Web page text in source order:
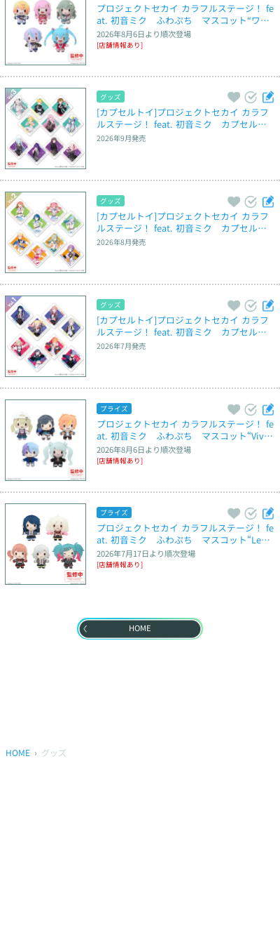
プロジェクトセカイ カラフルステージ！ fe
at. 初音ミク　ふわぷち　マスコット“ワン
ダーランズ× ショウタイム”～Brand New
World～
2026年8月6日より順次登場
[店舗情報あり]
グッズ
[カプセルトイ]プロジェクトセカイ カラフ
ルステージ！ feat. 初音ミク　カプセルア
クリルマグネット　Vol.3
2026年9月発売
グッズ
[カプセルトイ]プロジェクトセカイ カラフ
ルステージ！ feat. 初音ミク　カプセルア
クリルマグネット　Vol.2
2026年8月発売
グッズ
[カプセルトイ]プロジェクトセカイ カラフ
ルステージ！ feat. 初音ミク　カプセルア
クリルマグネット　Vol.1
2026年7月発売
プライズ
プロジェクトセカイ カラフルステージ！ fe
at. 初音ミク　ふわぷち　マスコット“Vivi
d BAD SQUAD”～Brand New World～
2026年8月6日より順次登場
[店舗情報あり]
プライズ
プロジェクトセカイ カラフルステージ！ fe
at. 初音ミク　ふわぷち　マスコット“Leo/
need”～Brand New World～
2026年7月17日より順次登場
[店舗情報あり]
HOME
HOME グッズ